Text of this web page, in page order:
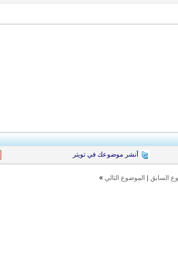
أنشر موضوعك في تويتر
السابق الموضوع التالي »